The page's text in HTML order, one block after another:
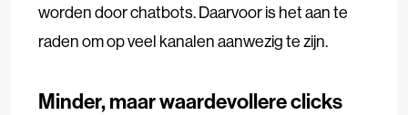
worden door chatbots. Daarvoor is het aan te
raden om op veel kanalen aanwezig te zijn.
Minder, maar waardevollere clicks